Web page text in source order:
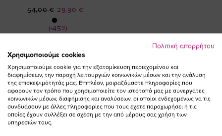
(-45%)
Ειδική
Τιμή
29,90 €
54,00 €
ΕΓΓΡΑΦΕΙΤΕ ΣΤΟ NEWSLETTER
Πολιτική απορρήτου
Χρησιμοποιούμε cookies
Χρησιμοποιούμε cookie για την εξατομίκευση περιεχομένου και
διαφημίσεων, την παροχή λειτουργιών κοινωνικών μέσων και την ανάλυση
της επισκεψιμότητάς μας. Επιπλέον, μοιραζόμαστε πληροφορίες που
αφορούν τον τρόπο που χρησιμοποιείτε τον ιστότοπό μας με συνεργάτες
κοινωνικών μέσων, διαφήμισης και αναλύσεων, οι οποίοι ενδεχομένως να τις
συνδυάσουν με άλλες πληροφορίες που τους έχετε παραχωρήσει ή τις
οποίες έχουν συλλέξει σε σχέση με την από μέρους σας χρήση των
υπηρεσιών τους.